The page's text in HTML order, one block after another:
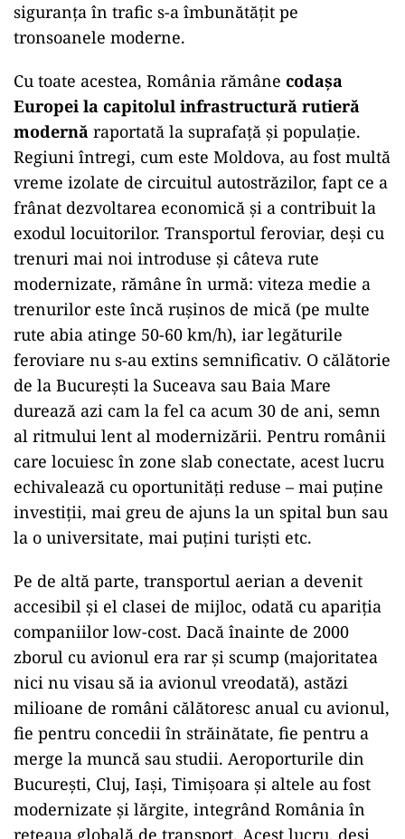
siguranța în trafic s-a îmbunătățit pe
tronsoanele moderne.
Cu toate acestea, România rămâne codașa
Europei la capitolul infrastructură rutieră
modernă raportată la suprafață și populație.
Regiuni întregi, cum este Moldova, au fost multă
vreme izolate de circuitul autostrăzilor, fapt ce a
frânat dezvoltarea economică și a contribuit la
exodul locuitorilor. Transportul feroviar, deși cu
trenuri mai noi introduse și câteva rute
modernizate, rămâne în urmă: viteza medie a
trenurilor este încă rușinos de mică (pe multe
rute abia atinge 50-60 km/h), iar legăturile
feroviare nu s-au extins semnificativ. O călătorie
de la București la Suceava sau Baia Mare
durează azi cam la fel ca acum 30 de ani, semn
al ritmului lent al modernizării. Pentru românii
care locuiesc în zone slab conectate, acest lucru
echivalează cu oportunități reduse – mai puține
investiții, mai greu de ajuns la un spital bun sau
la o universitate, mai puțini turiști etc.
Pe de altă parte, transportul aerian a devenit
accesibil și el clasei de mijloc, odată cu apariția
companiilor low-cost. Dacă înainte de 2000
zborul cu avionul era rar și scump (majoritatea
nici nu visau să ia avionul vreodată), astăzi
milioane de români călătoresc anual cu avionul,
fie pentru concedii în străinătate, fie pentru a
merge la muncă sau studii. Aeroporturile din
București, Cluj, Iași, Timișoara și altele au fost
modernizate și lărgite, integrând România în